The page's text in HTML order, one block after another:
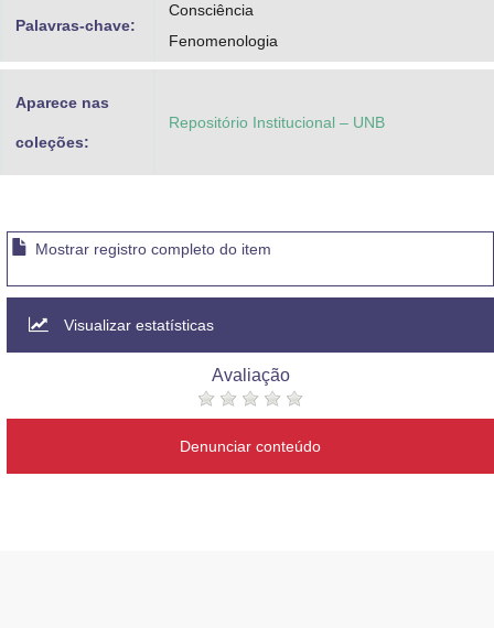
Palavras-chave:
Consciência
Fenomenologia
Aparece nas
coleções:
Repositório Institucional – UNB
Mostrar registro completo do item
Visualizar estatísticas
Avaliação
Denunciar conteúdo